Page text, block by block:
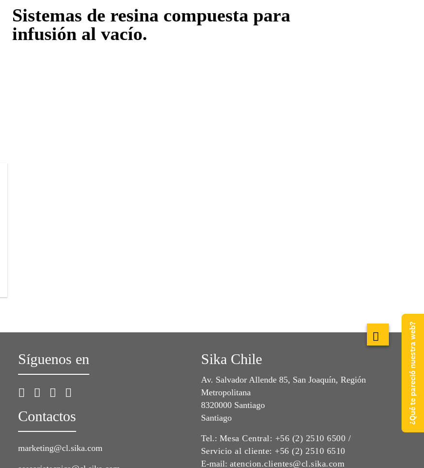
Sistemas de resina compuesta para
infusión al vacío.
Síguenos en
Contactos
marketing@cl.sika.com
Sika Chile
Av. Salvador Allende 85, San Joaquín, Región
Metropolitana
8320000 Santiago
Santiago
Tel.: Mesa Central: +56 (2) 2510 6500 /
Servicio al cliente: +56 (2) 2510 6510
E-mail: atencion.clientes@cl.sika.com
¿Qué te pareció nuestra web?